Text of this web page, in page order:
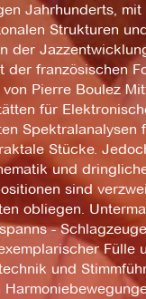
Jahrhunderts,
Strukturen
der
französischen
Pierre Boulez
für
Spektralanalysen
Stücke.
und
sind
obliegen.
-
Fülle
und